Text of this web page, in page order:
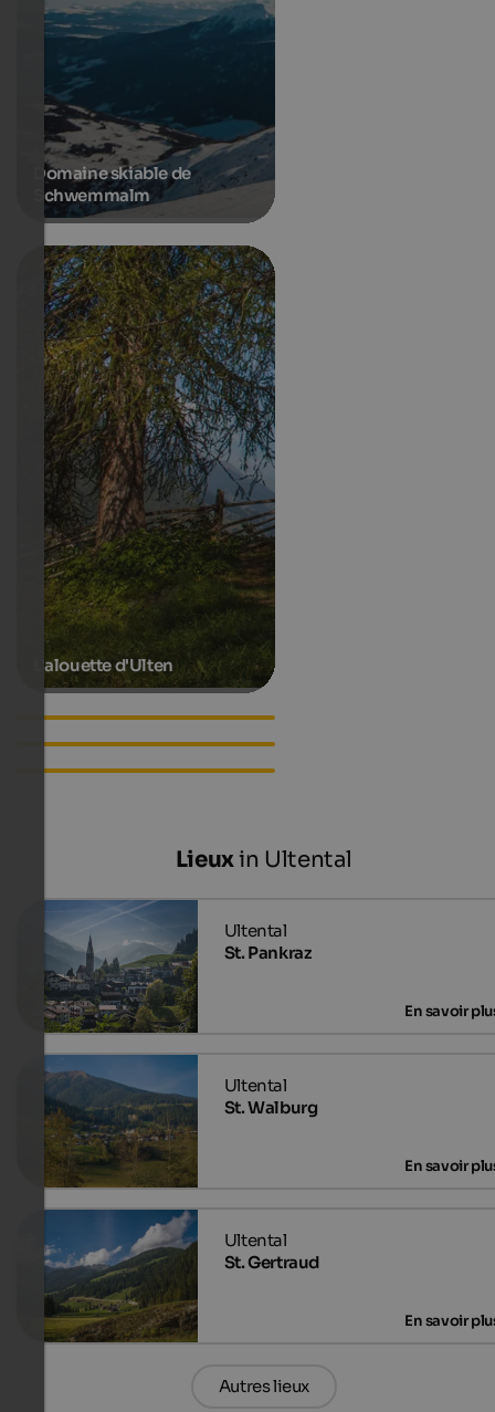
Domaine skiable de
Schwemmalm
L'alouette d'Ulten
Hotels in St. Walburg
Apartments in St. Walburg
Walburg
Lieuxin Ultental
St. Pankraz
St. Walburg
St. Gertraud
Autres lieux